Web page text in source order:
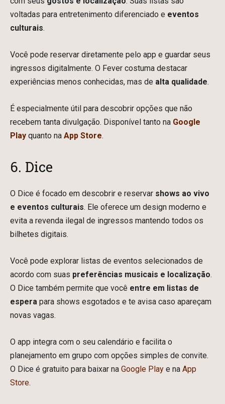
voltadas para entretenimento diferenciado e eventos
culturais.
Você pode reservar diretamente pelo app e guardar seus
ingressos digitalmente. O Fever costuma destacar
experiências menos conhecidas, mas de alta qualidade.
É especialmente útil para descobrir opções que não
recebem tanta divulgação. Disponível tanto na Google
Play quanto na App Store.
6. Dice
O Dice é focado em descobrir e reservar shows ao vivo
e eventos culturais. Ele oferece um design moderno e
evita a revenda ilegal de ingressos mantendo todos os
bilhetes digitais.
Você pode explorar listas de eventos selecionados de
acordo com suas preferências musicais e localização.
O Dice também permite que você entre em listas de
espera para shows esgotados e te avisa caso apareçam
novas vagas.
O app integra com o seu calendário e facilita o
planejamento em grupo com opções simples de convite.
O Dice é gratuito para baixar na Google Play e na App
Store.